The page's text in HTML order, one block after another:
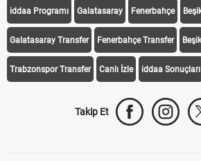
iddaa Programı Galatasaray Fenerbahçe
Galatasaray Transfer Fenerbahçe Transfer
Trabzonspor Transfer Canlı İzle iddaa Sonuçları
Takip Et